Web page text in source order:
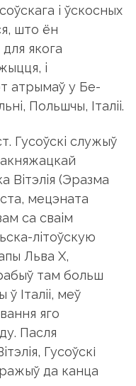
i ўскосных
што ён
якога
i
атрымаў у Бе­
Польшчы, Iталii.
Гусоўскi служыў
Вiтэлiя (Эразма
мецэната
са сваiм
лiтоў­скую
Льва X,
там больш
ў Iталii, меў
яго
Пасля
Гусоўскі
да канца